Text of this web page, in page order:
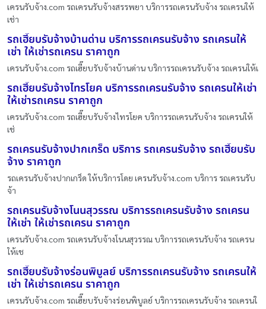
เครนรับจ้าง.com รถเครนรับจ้างสรรพยา บริการรถเครนรับจ้าง รถเครนให้
เช่า
รถเฮี๊ยบรับจ้างบ้านด่าน บริการรถเครนรับจ้าง รถเครนให้
เช่า ให้เช่ารถเครน ราคาถูก
เครนรับจ้าง.com รถเฮี๊ยบรับจ้างบ้านด่าน บริการรถเครนรับจ้าง รถเครนให้เ
รถเฮี๊ยบรับจ้างไทรโยค บริการรถเครนรับจ้าง รถเครนให้เช่า
ให้เช่ารถเครน ราคาถูก
เครนรับจ้าง.com รถเฮี๊ยบรับจ้างไทรโยค บริการรถเครนรับจ้าง รถเครนให้
เช่
รถเครนรับจ้างปากเกร็ด บริการ รถเครนรับจ้าง รถเฮี๊ยบรับ
จ้าง ราคาถูก
รถเครนรับจ้างปากเกร็ด ให้บริการโดย เครนรับจ้าง.com บริการ รถเครนรับ
จ้า
รถเครนรับจ้างโนนสุวรรณ บริการรถเครนรับจ้าง รถเครน
ให้เช่า ให้เช่ารถเครน ราคาถูก
เครนรับจ้าง.com รถเครนรับจ้างโนนสุวรรณ บริการรถเครนรับจ้าง รถเครน
ให้เช
รถเฮี๊ยบรับจ้างร่อนพิบูลย์ บริการรถเครนรับจ้าง รถเครนให้
เช่า ให้เช่ารถเครน ราคาถูก
เครนรับจ้าง.com รถเฮี๊ยบรับจ้างร่อนพิบูลย์ บริการรถเครนรับจ้าง รถเครนใ